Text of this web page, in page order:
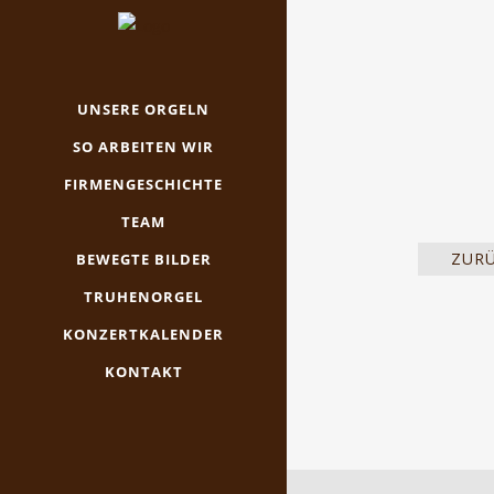
UNSERE ORGELN
SO ARBEITEN WIR
FIRMENGESCHICHTE
TEAM
BEWEGTE BILDER
TRUHENORGEL
KONZERTKALENDER
KONTAKT